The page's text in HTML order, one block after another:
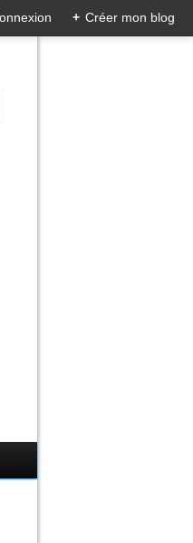
+ Créer mon blog